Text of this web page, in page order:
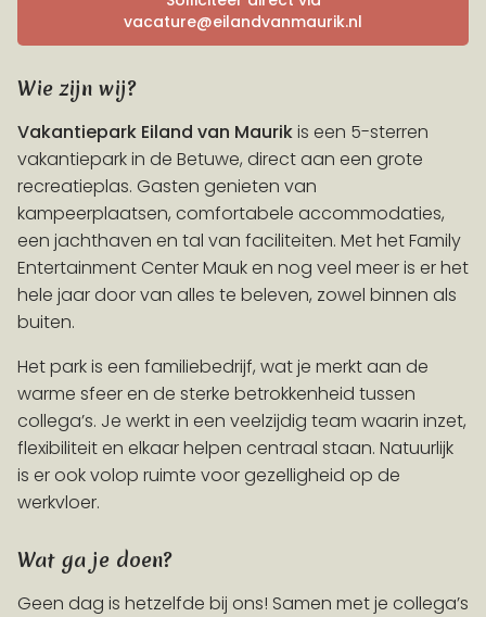
Boek > 100 dagen vóór aankomst en ontvang 10%
korting op accommodaties!Actievoorwaarden
vacature@eilandvanmaurik.nl
Wie zijn wij?
Vakantiepark Eiland van Maurikis een 5-sterren
vakantiepark in de Betuwe, direct aan een grote
recreatieplas. Gasten genieten van
kampeerplaatsen, comfortabele accommodaties,
een jachthaven en tal van faciliteiten. Met het Family
Entertainment Center Mauk en nog veel meer is er het
hele jaar door van alles te beleven, zowel binnen als
buiten.
Het park is een familiebedrijf, wat je merkt aan de
warme sfeer en de sterke betrokkenheid tussen
collega’s. Je werkt in een veelzijdig team waarin inzet,
flexibiliteit en elkaar helpen centraal staan. Natuurlijk
is er ook volop ruimte voor gezelligheid op de
werkvloer.
Wat ga je doen?
Geen dag is hetzelfde bij ons! Samen met je collega’s